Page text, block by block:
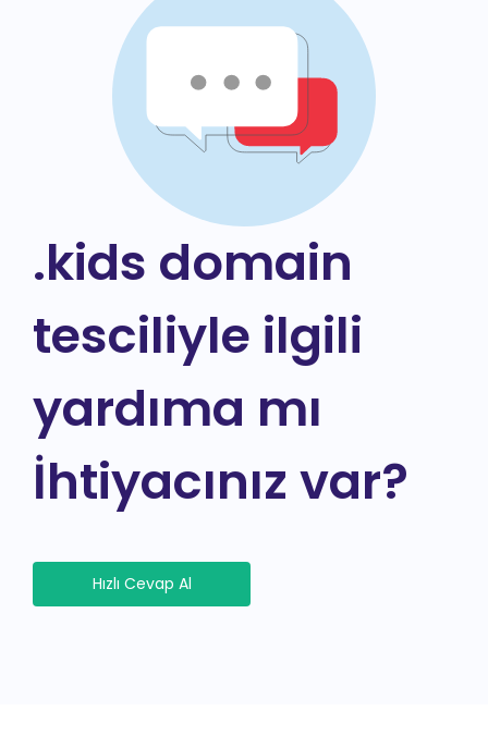
.kids domain
tesciliyle ilgili
yardıma mı
İhtiyacınız var?
Hızlı Cevap Al